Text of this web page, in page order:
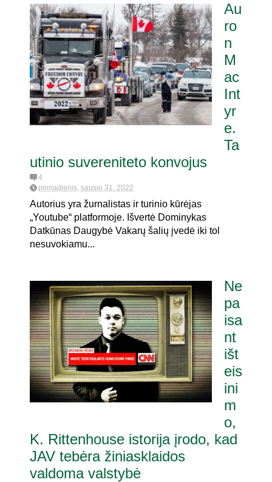
Au
ro
n
M
ac
Int
yr
e.
Ta
utinio suvereniteto konvojus
4
pirmadienis, sausio 31, 2022
Autorius yra žurnalistas ir turinio kūrėjas
„Youtube“ platformoje. Išvertė Dominykas
Datkūnas Daugybė Vakarų šalių įvedė iki tol
nesuvokiamu...
Ne
pa
isa
nt
išt
eis
ini
m
o,
K. Rittenhouse istorija įrodo, kad
JAV tebėra žiniasklaidos
valdoma valstybė